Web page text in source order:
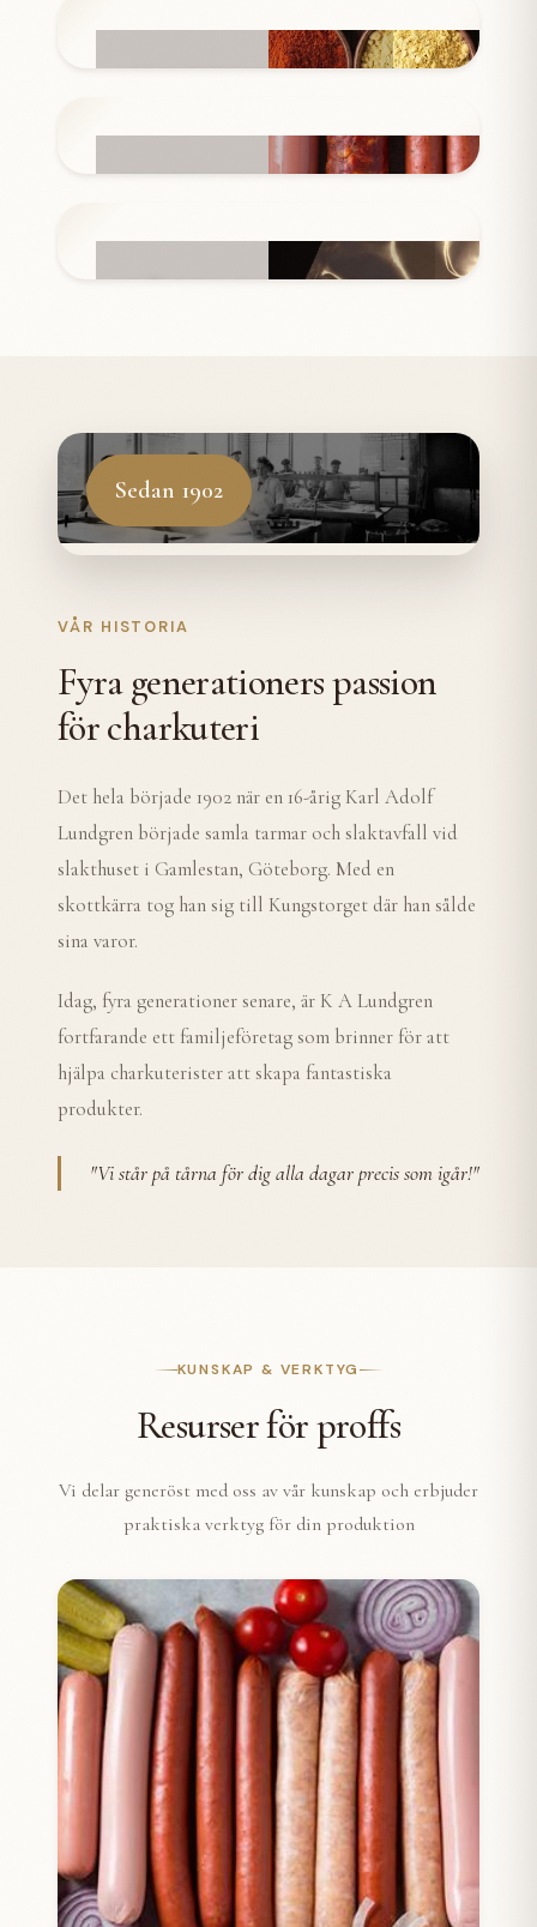
Sedan 1902
VÅR HISTORIA
Fyra generationers passion
för charkuteri
Det hela började 1902 när en 16-årig Karl Adolf
Lundgren började samla tarmar och slaktavfall vid
slakthuset i Gamlestan, Göteborg. Med en
skottkärra tog han sig till Kungstorget där han sålde
sina varor.
Idag, fyra generationer senare, är K A Lundgren
fortfarande ett familjeföretag som brinner för att
hjälpa charkuterister att skapa fantastiska
produkter.
"Vi står på tårna för dig alla dagar precis som igår!"
KUNSKAP & VERKTYG
Resurser för proffs
Vi delar generöst med oss av vår kunskap och erbjuder
praktiska verktyg för din produktion